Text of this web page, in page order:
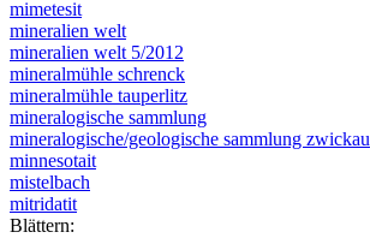
mimetesit
mineralien welt
mineralien welt 5/2012
mineralmühle schrenck
mineralmühle tauperlitz
mineralogische sammlung
mineralogische/geologische sammlung zwickau
minnesotait
mistelbach
mitridatit
Blättern: